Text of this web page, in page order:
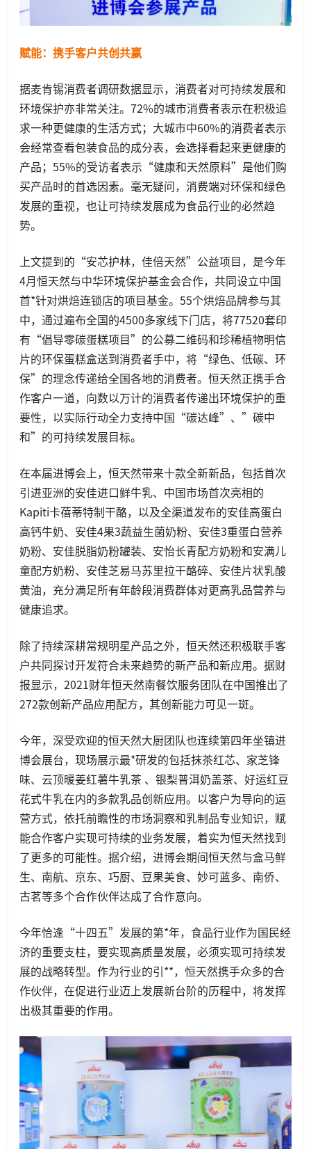
赋能：携手客户共创共赢
据麦肯锡消费者调研数据显示，消费者对可持续发展和
环境保护亦非常关注。72%的城市消费者表示在积极追
求一种更健康的生活方式；大城市中60%的消费者表示
会经常查看包装食品的成分表，会选择看起来更健康的
产品；55%的受访者表示“健康和天然原料”是他们购
买产品时的首选因素。毫无疑问，消费端对环保和绿色
发展的重视，也让可持续发展成为食品行业的必然趋
势。
上文提到的“安芯护林，佳倍天然”公益项目，是今年
4月恒天然与中华环境保护基金会合作，共同设立中国
首*针对烘焙连锁店的项目基金。55个烘焙品牌参与其
中，通过遍布全国的4500多家线下门店，将77520套印
有“倡导零碳蛋糕项目”的公募二维码和珍稀植物明信
片的环保蛋糕盒送到消费者手中，将“绿色、低碳、环
保”的理念传递给全国各地的消费者。恒天然正携手合
作客户一道，向数以万计的消费者传递出环境保护的重
要性，以实际行动全力支持中国“碳达峰”、”碳中
和”的可持续发展目标。
在本届进博会上，恒天然带来十款全新新品，包括首次
引进亚洲的安佳进口鲜牛乳、中国市场首次亮相的
Kapiti卡蓓蒂特制干酪，以及全渠道发布的安佳高蛋白
高钙牛奶、安佳4果3蔬益生菌奶粉、安佳3重蛋白营养
奶粉、安佳脱脂奶粉罐装、安怡长青配方奶粉和安满儿
童配方奶粉、安佳芝易马苏里拉干酪碎、安佳片状乳酸
黄油，充分满足所有年龄段消费群体对更高乳品营养与
健康追求。
除了持续深耕常规明星产品之外，恒天然还积极联手客
户共同探讨开发符合未来趋势的新产品和新应用。据财
报显示，2021财年恒天然南餐饮服务团队在中国推出了
272款创新产品应用配方，其创新能力可见一斑。
今年，深受欢迎的恒天然大厨团队也连续第四年坐镇进
博会展台，现场展示最*研发的包括抹茶红芯、家芝锋
味、云顶暖姜红薯牛乳茶 、银梨普洱奶盖茶、好运红豆
花式牛乳在内的多款乳品创新应用。以客户为导向的运
营方式，依托前瞻性的市场洞察和乳制品专业知识，赋
能合作客户实现可持续的业务发展，着实为恒天然找到
了更多的可能性。据介绍，进博会期间恒天然与盒马鲜
生、南航、京东、巧厨、豆果美食、妙可蓝多、南侨、
古茗等多个合作伙伴达成了合作意向。
今年恰逢“十四五”发展的第*年，食品行业作为国民经
济的重要支柱，要实现高质量发展，必须实现可持续发
展的战略转型。作为行业的引**，恒天然携手众多的合
作伙伴，在促进行业迈上发展新台阶的历程中，将发挥
出极其重要的作用。